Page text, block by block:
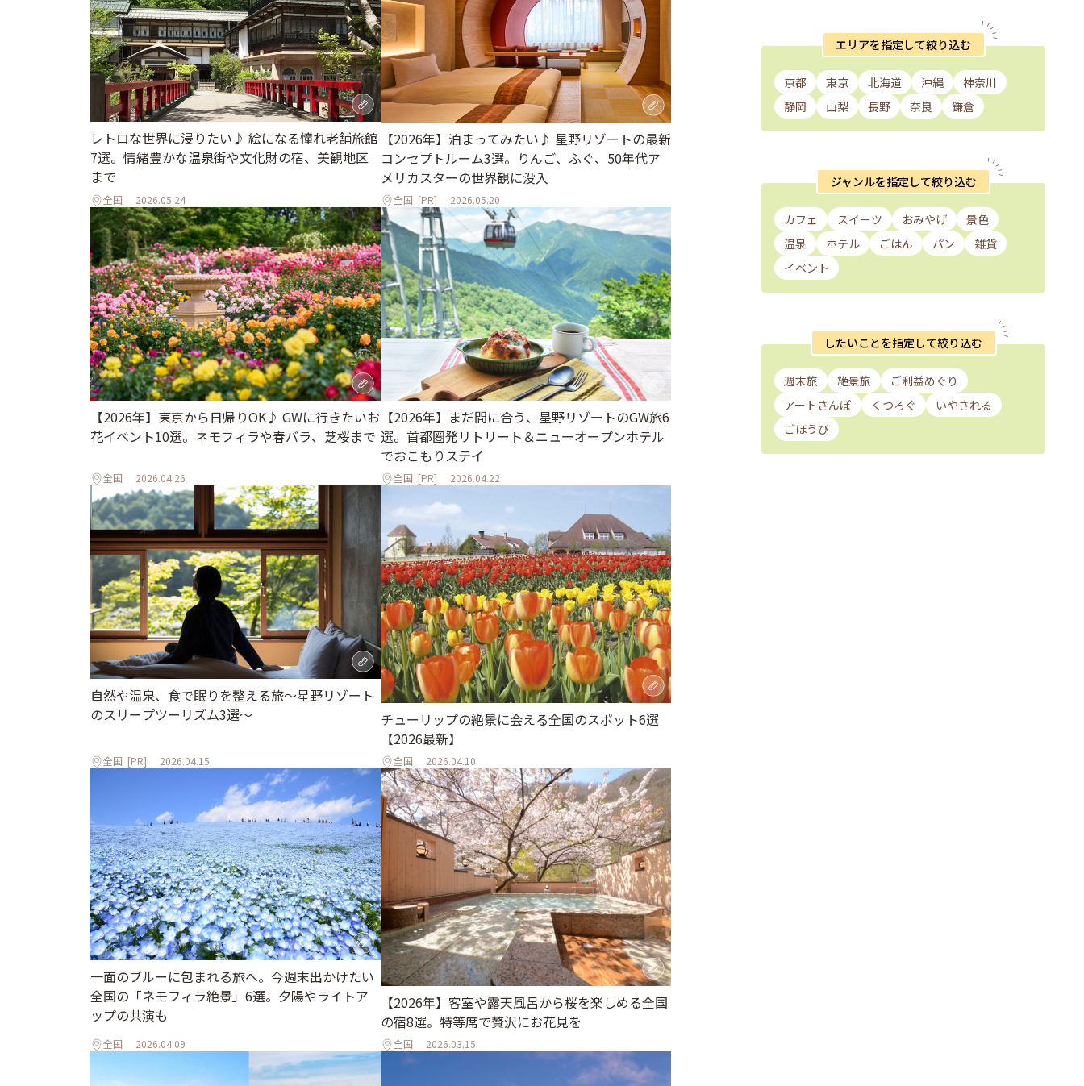
レトロな世界に浸りたい♪ 絵になる憧れ老舗旅館
7選。情緒豊かな温泉街や文化財の宿、美観地区
まで
全国 2026.05.24
【2026年】泊まってみたい♪ 星野リゾートの最新
コンセプトルーム3選。りんご、ふぐ、50年代ア
メリカスターの世界観に没入
全国 [PR] 2026.05.20
【2026年】東京から日帰りOK♪ GWに行きたいお
花イベント10選。ネモフィラや春バラ、芝桜まで
全国 2026.04.26
【2026年】まだ間に合う、星野リゾートのGW旅6
選。首都圏発リトリート＆ニューオープンホテル
でおこもりステイ
全国 [PR] 2026.04.22
自然や温泉、食で眠りを整える旅～星野リゾート
のスリープツーリズム3選～
全国 [PR] 2026.04.15
チューリップの絶景に会える全国のスポット6選
【2026最新】
全国 2026.04.10
一面のブルーに包まれる旅へ。今週末出かけたい
全国の「ネモフィラ絶景」6選。夕陽やライトア
ップの共演も
全国 2026.04.09
【2026年】客室や露天風呂から桜を楽しめる全国
の宿8選。特等席で贅沢にお花見を
全国 2026.03.15
エリアを指定して絞り込む
京都 東京 北海道 沖縄
神奈川
静岡
山梨 長野 奈良 鎌倉
ジャンルを指定して絞り込む
カフェ スイーツ おみやげ
景色
温泉
ホテル ごはん パン
雑貨
イベント
したいことを指定して絞り込む
週末旅 絶景旅
ご利益めぐり
アートさんぽ
くつろぐ
いやされる
ごほうび